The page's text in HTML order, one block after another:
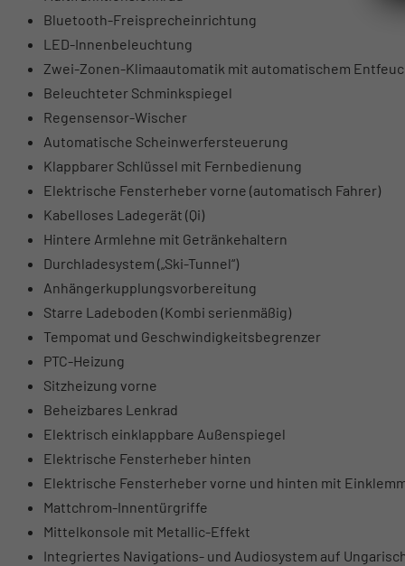
Bluetooth-Freisprecheinrichtung
LED-Innenbeleuchtung
Zwei-Zonen-Klimaautomatik mit automatischem
Beleuchteter Schminkspiegel
Regensensor-Wischer
Automatische Scheinwerfersteuerung
Klappbarer Schlüssel mit Fernbedienung
Elektrische Fensterheber vorne (automatisch Fahrer)
Kabelloses Ladegerät (Qi)
Hintere Armlehne mit Getränkehaltern
Durchladesystem („Ski-Tunnel“)
Anhängerkupplungsvorbereitung
Starre Ladeboden (Kombi serienmäßig)
Tempomat und Geschwindigkeitsbegrenzer
PTC-Heizung
Sitzheizung vorne
Beheizbares Lenkrad
Elektrisch einklappbare Außenspiegel
Elektrische Fensterheber hinten
Elektrische Fensterheber vorne und hinten mit
Mattchrom-Innentürgriffe
Mittelkonsole mit Metallic-Effekt
Integriertes Navigations- und Audiosystem auf